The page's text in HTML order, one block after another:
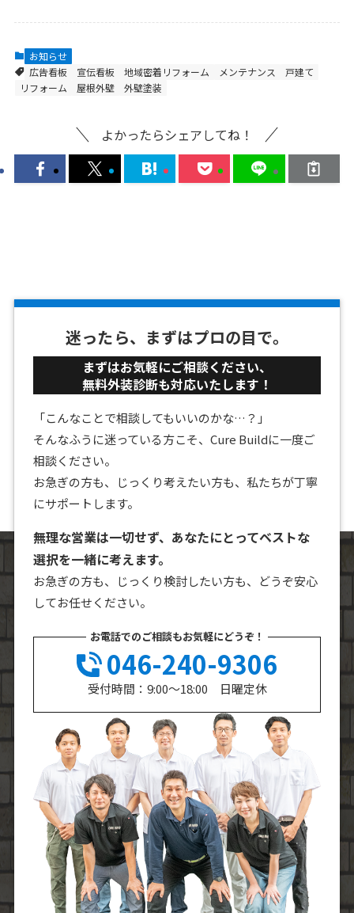
お知らせ
広告看板
宣伝看板 地域密着リフォーム メンテナンス
戸建て
リフォーム
屋根外壁 外壁塗装
よかったらシェアしてね！
迷ったら、まずはプロの目で。
まずはお気軽にご相談ください、
無料外装診断も対応いたします！
「こんなことで相談してもいいのかな…？」
そんなふうに迷っている方こそ、Cure Buildに一度ご
相談ください。
お急ぎの方も、じっくり考えたい方も、私たちが丁寧
にサポートします。
無理な営業は一切せず、あなたにとってベストな
選択を一緒に考えます。
お急ぎの方も、じっくり検討したい方も、どうぞ安心
してお任せください。
お電話でのご相談もお気軽にどうぞ！
046-240-9306
受付時間：9:00～18:00 日曜定休